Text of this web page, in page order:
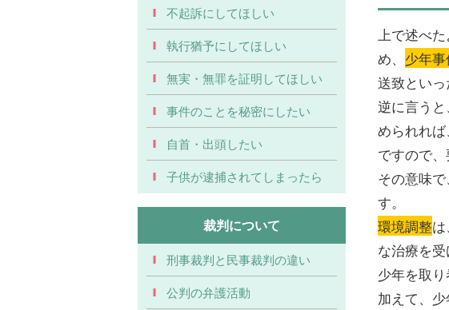
上で述べ
め、 少年
送致といっ
逆に言う
められれ
ですので
その意味で、
す。
環境調整
な治療を
少年を取
加えて、
不起訴にしてほしい
執行猶予にしてほしい
無実・無罪を証明してほしい
事件のことを秘密にしたい
自首・出頭したい
子供が逮捕されてしまったら
裁判について
刑事裁判と民事裁判の違い
公判の弁護活動